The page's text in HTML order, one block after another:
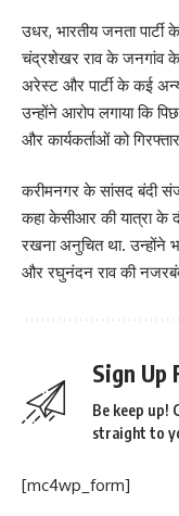
उधर, भारतीय जनता
चंद्रशेखर राव के जनगांव के
अरेस्ट और पार्टी के कई अन्य
उन्होंने आरोप लगाया कि
और कार्यकर्ताओं को
करीमनगर के सांसद बंदी
कहा केसीआर की यात्रा के
रखना अनुचित था. उन्होंने
और रघुनंदन राव की
Sign Up
Be keep up!
straight to
[mc4wp_form]